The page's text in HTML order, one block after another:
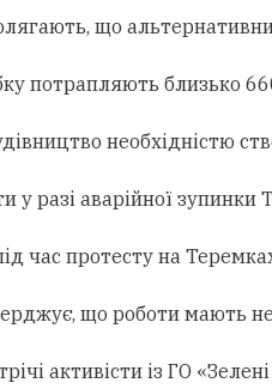
що
потрапляють близько
необхідністю
у разі аварійної
час протесту на
що роботи мають
активісти із ГО